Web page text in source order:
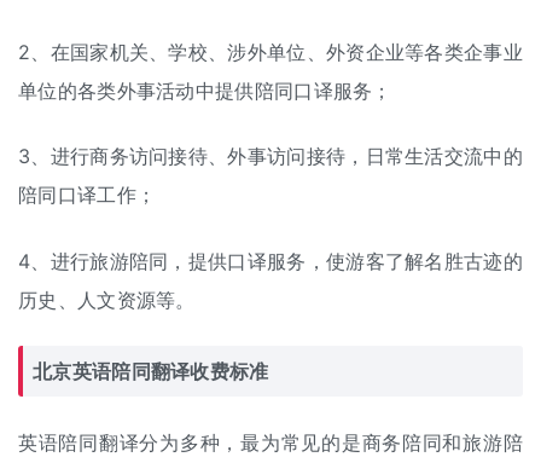
2、在国家机关、学校、涉外单位、外资企业等各类企事业
单位的各类外事活动中提供陪同口译服务；
3、进行商务访问接待、外事访问接待，日常生活交流中的
陪同口译工作；
4、进行旅游陪同，提供口译服务，使游客了解名胜古迹的
历史、人文资源等。
北京英语陪同翻译收费标准
英语陪同翻译分为多种，最为常见的是商务陪同和旅游陪